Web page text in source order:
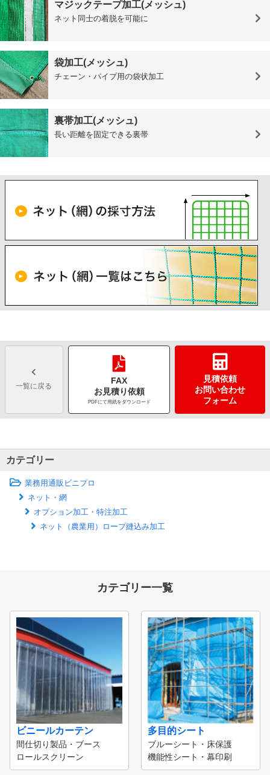
マジックテープ加工(メッシュ)
ネット同士の着脱を可能に
袋加工(メッシュ)
チェーン・パイプ用の袋状加工
裏帯加工(メッシュ)
長い距離を固定できる裏帯
一覧に戻る
FAX
お見積り依頼
PDFにて用紙をダウンロード
見積依頼
お問い合わせ
フォーム
カテゴリー
業務用通販ビニプロ
ネット・網
オプション加工・特注加工
ネット（農業用）ロープ縫込み加工
カテゴリー一覧
ビニールカーテン
間仕切り製品・ブース
ロールスクリーン
多目的シート
ブルーシート・床保護
機能性シート・幕印刷